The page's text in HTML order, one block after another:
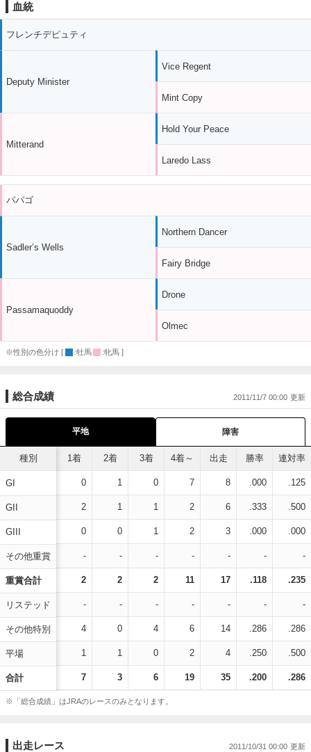
血統
フレンチデピュティ
Deputy Minister
Mitterand
Vice Regent
Mint Copy
Hold Your Peace
Laredo Lass
パパゴ
Sadler’s Wells
Passamaquoddy
Northern Dancer
Fairy Bridge
Drone
Olmec
※性別の色分け [ :牡馬 :牝馬 ]
総合成績 2011/11/7 00:00
平地 障害
種別
GI
GII
GIII
その他重賞
重賞合計
リステッド
その他特別
平場
合計
1着 2着 3着 4着～ 出走 勝率 連対率
0 1 0 7 8 .000 .125
2 1 1 2 6 .333 .500
0 0 1 2 3 .000 .000
- - - - - - -
2 2 2 11 17 .118 .235
- - - - - - -
4 0 4 6 14 .286 .286
1 1 0 2 4 .250 .500
7 3 6 19 35 .200 .286
※「総合成績」はJRAのレースのみとなります。
出走レース 2011/10/31 00:00